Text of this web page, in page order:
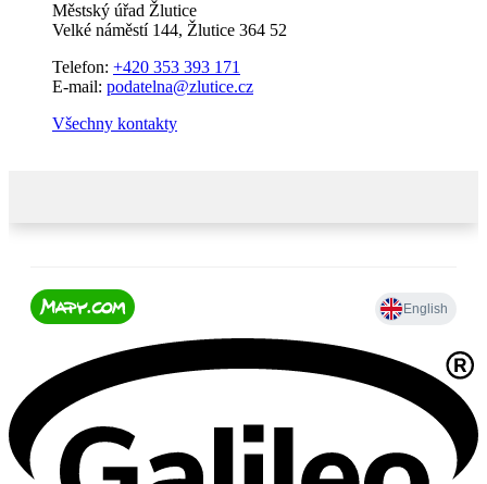
Městský úřad Žlutice
Velké náměstí 144, Žlutice 364 52
Telefon: +420 353 393 171
E-mail: podatelna@zlutice.cz
Všechny kontakty